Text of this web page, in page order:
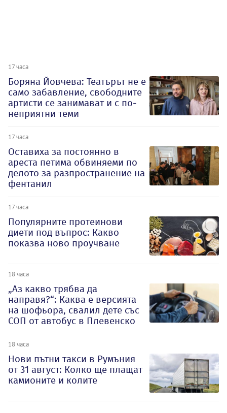
17 часа
Боряна Йовчева: Театърът не е
само забавление, свободните
артисти се занимават и с по-
неприятни теми
17 часа
Оставиха за постоянно в
ареста петима обвиняеми по
делото за разпространение на
фентанил
17 часа
Популярните протеинови
диети под въпрос: Какво
показва ново проучване
18 часа
„Аз какво трябва да
направя?“: Каква е версията
на шофьора, свалил дете със
СОП от автобус в Плевенско
18 часа
Нови пътни такси в Румъния
от 31 август: Колко ще плащат
камионите и колите